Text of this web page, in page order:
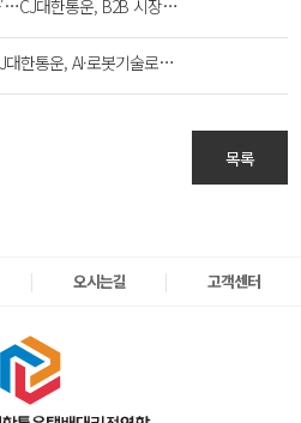
한통운, B2B 시장 선점 속도
통운, AI·로봇기술로 승부수
목록
오시는길 고객센터